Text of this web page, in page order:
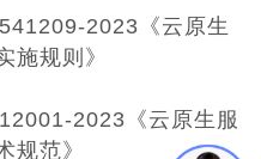
2023《云原生
施规则》
2023《云原生服
规范》